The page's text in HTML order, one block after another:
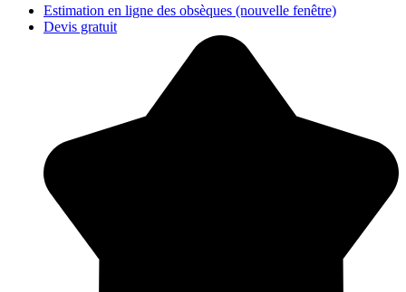
Estimation en ligne des obsèques (nouvelle fenêtre)
Devis gratuit